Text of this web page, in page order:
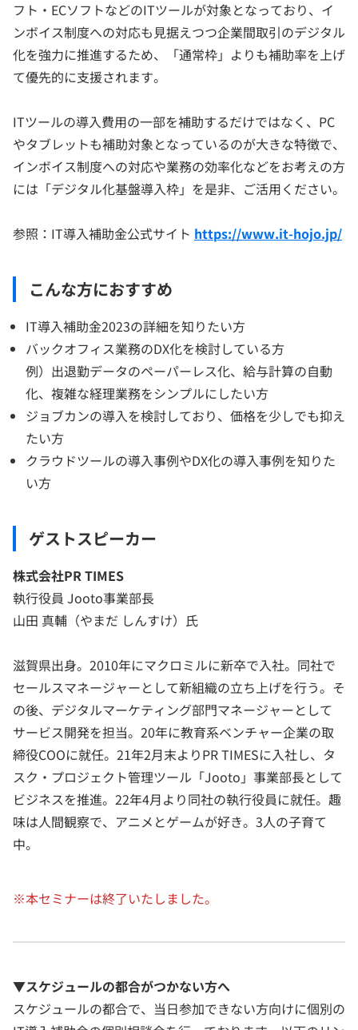
フト・ECソフトなどのITツールが対象となっており、イ
ンボイス制度への対応も見据えつつ企業間取引のデジタル
化を強力に推進するため、「通常枠」よりも補助率を上げ
て優先的に支援されます。
ITツールの導入費用の一部を補助するだけではなく、PC
やタブレットも補助対象となっているのが大きな特徴で、
インボイス制度への対応や業務の効率化などをお考えの方
には「デジタル化基盤導入枠」を是非、ご活用ください。
参照：IT導入補助金公式サイト https://www.it-hojo.jp/
こんな方におすすめ
IT導入補助金2023の詳細を知りたい方
バックオフィス業務のDX化を検討している方
例）出退勤データのペーパーレス化、給与計算の自動
化、複雑な経理業務をシンプルにしたい方
ジョブカンの導入を検討しており、価格を少しでも抑え
たい方
クラウドツールの導入事例やDX化の導入事例を知りた
い方
ゲストスピーカー
株式会社PR TIMES
執行役員 Jooto事業部長
山田 真輔（やまだ しんすけ）氏
滋賀県出身。2010年にマクロミルに新卒で入社。同社で
セールスマネージャーとして新組織の立ち上げを行う。そ
の後、デジタルマーケティング部門マネージャーとして
サービス開発を担当。20年に教育系ベンチャー企業の取
締役COOに就任。21年2月末よりPR TIMESに入社し、タ
スク・プロジェクト管理ツール「Jooto」事業部長として
ビジネスを推進。22年4月より同社の執行役員に就任。趣
味は人間観察で、アニメとゲームが好き。3人の子育て
中。
※本セミナーは終了いたしました。
▼スケジュールの都合がつかない方へ
スケジュールの都合で、当日参加できない方向けに個別の